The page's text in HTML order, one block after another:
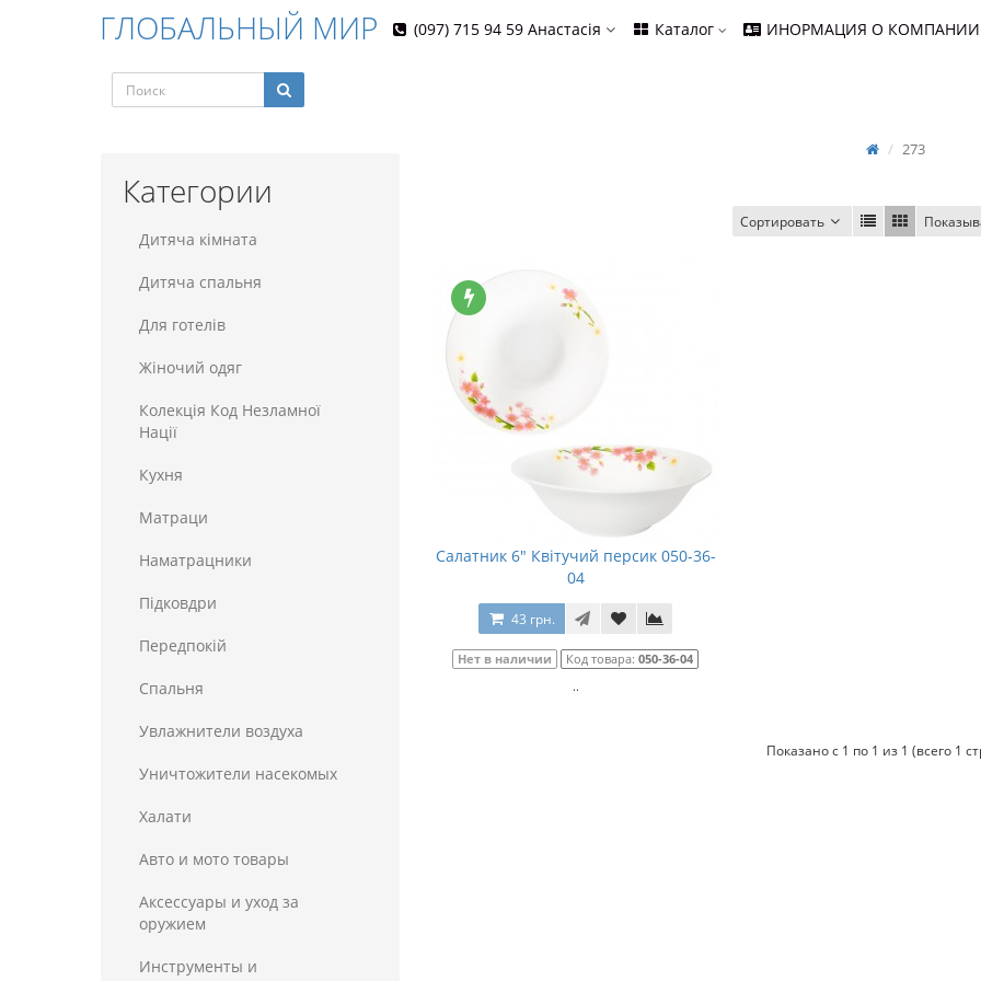
ГЛОБАЛЬНЫЙ МИР (097) 715 94 59 Анастасія Каталог ИНОРМАЦИЯ О КОМПАНИИ
Категории
Дитяча кімната
Дитяча спальня
Для готелiв
Жіночий одяг
Колекція Код Незламної
Нації
Кухня
Матраци
Наматрацники
Пiдковдри
Передпокій
Спальня
Увлажнители воздуха
Уничтожители насекомых
Халати
Авто и мото товары
Аксессуары и уход за
оружием
Инструменты и
273
Сортировать
Салатник 6" Квітучий персик 050-36-
04
43 грн.
Нет в наличии Код товара:050-36-04
..
Показано с 1 по 1 из 1 (всего 1